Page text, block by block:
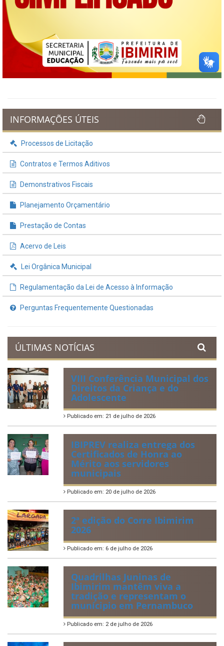
INFORMAÇÕES ÚTEIS
Processos de Licitação
Contratos e Termos Aditivos
Demonstrativos Fiscais
Planejamento Orçamentário
Prestação de Contas
Acervo de Leis
Lei Orgânica Municipal
Regulamentação da Lei de Acesso à Informação
Perguntas Frequentemente Questionadas
ÚLTIMAS NOTÍCIAS
VIII Conferência Municipal dos
Direitos da Criança e do
Adolescente
Publicado em: 21 de julho de 2026
IBIPREV realiza entrega dos
Certificados de Honra ao
Mérito aos servidores
municipais
Publicado em: 20 de julho de 2026
2ª edição do Corre Ibimirim
2026
Publicado em: 6 de julho de 2026
Quadrilhas Juninas de
Ibimirim mantêm viva a
tradição e representam o
munícipio em Pernambuco
Publicado em: 2 de julho de 2026